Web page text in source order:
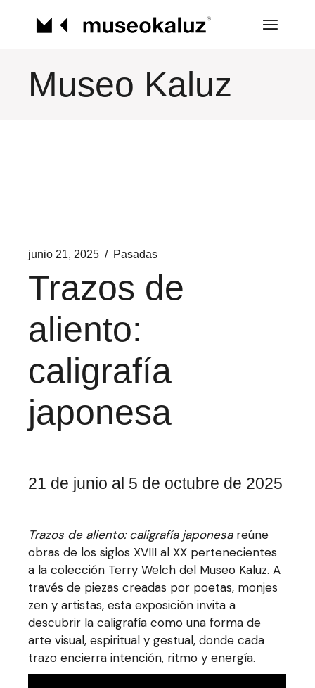
contenido
Museo Kaluz
junio 21, 2025 Pasadas
Trazos de
aliento:
caligrafía
japonesa
21 de junio al 5 de octubre de 2025
Trazos de aliento: caligrafía japonesareúne
obras de los siglos XVIII al XX pertenecientes
a la colección Terry Welch del Museo Kaluz. A
través de piezas creadas por poetas, monjes
zen y artistas, esta exposición invita a
descubrir la caligrafía como una forma de
arte visual, espiritual y gestual, donde cada
trazo encierra intención, ritmo y energía.